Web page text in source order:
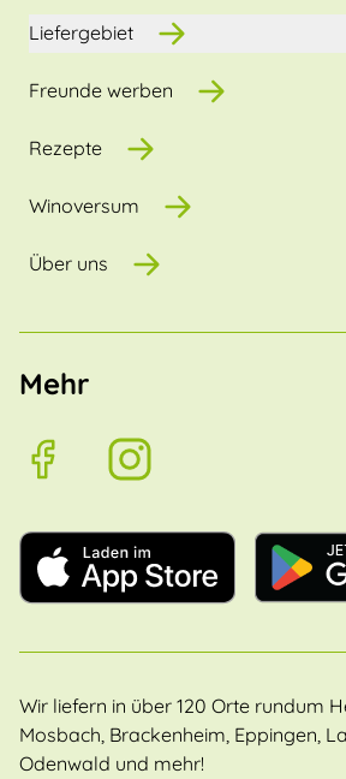
Liefergebiet
Freunde werben
Rezepte
Winoversum
Über uns
Mehr
Wir liefern in über 120 Orte rundum
Mosbach, Brackenheim, Eppingen,
Odenwald und mehr!